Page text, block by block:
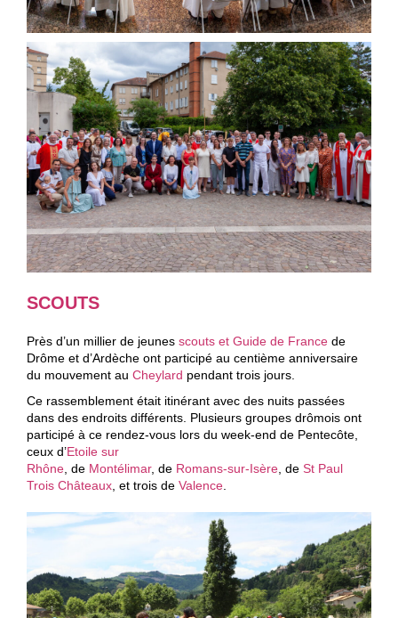
SCOUTS
Près d’un millier de jeunes scouts et Guide de France de
Drôme et d’Ardèche ont participé au centième anniversaire
du mouvement au Cheylard pendant trois jours.
Ce rassemblement était itinérant avec des nuits passées
dans des endroits différents. Plusieurs groupes drômois ont
participé à ce rendez-vous lors du week-end de Pentecôte,
ceux d’Etoile sur
Rhône, de Montélimar, de Romans-sur-Isère, de St Paul
Trois Châteaux, et trois de Valence.